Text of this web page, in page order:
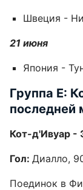
Швеция -
21 июня
Япония -
Группа Е:
последней
Кот-д'Ивуар -
Гол: Диалло,
Поединок в